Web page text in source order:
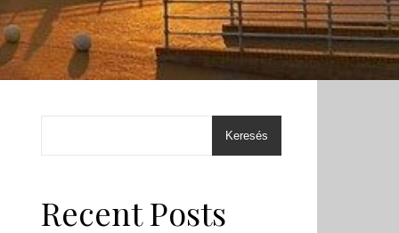
Keresés
Recent Posts